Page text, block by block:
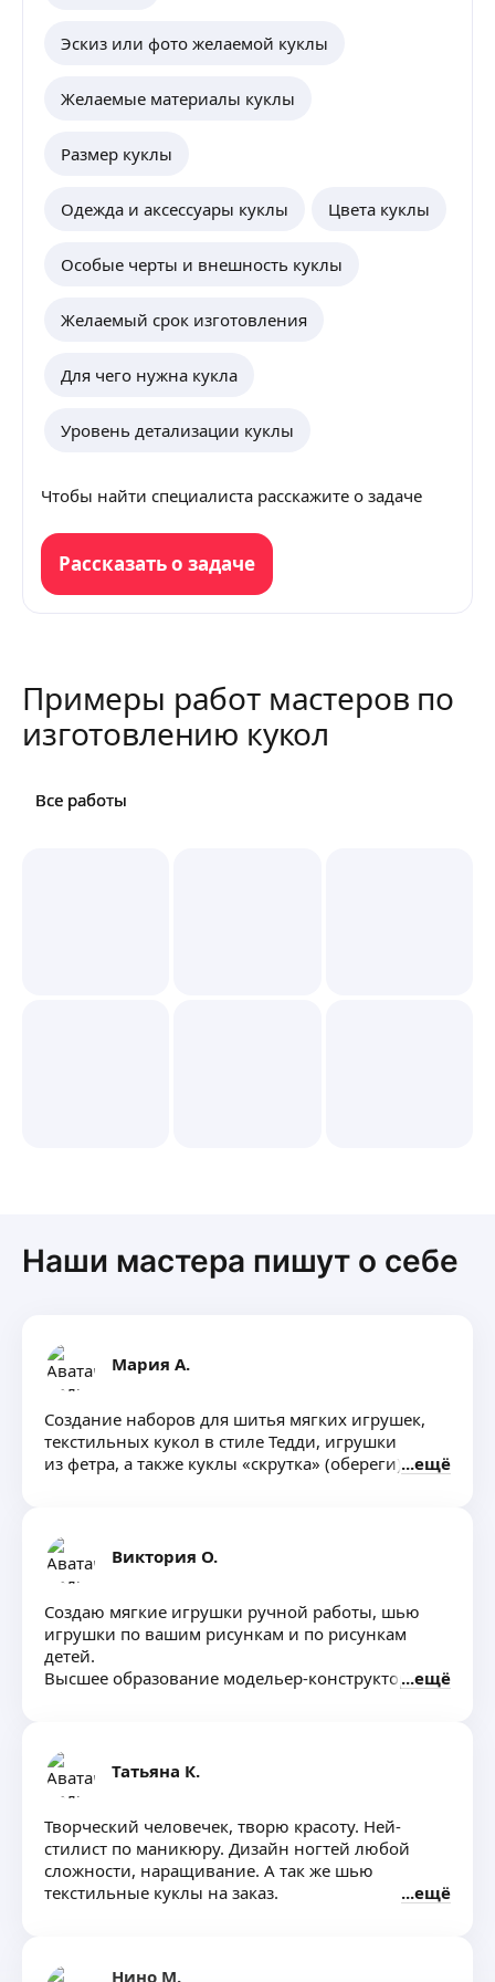
Эскиз или фото желаемой куклы
Желаемые материалы куклы
Размер куклы
Одежда и аксессуары куклы Цвета куклы
Особые черты и внешность куклы
Желаемый срок изготовления
Для чего нужна кукла
Уровень детализации куклы
Чтобы найти специалиста расскажите о задаче
Рассказать о задаче
Примеры работ мастеров по
изготовлению кукол
Все работы
Все работы
Наши мастера пишут о себе
Мария А.
Создание наборов для шитья мягких игрушек,
текстильных кукол в стиле Тедди, игрушки
из фетра, а также куклы «скрутка» (обереги)
ещё
Виктория О.
Создаю мягкие игрушки ручной работы, шью
игрушки по вашим рисункам и по рисункам
детей.
Высшее образование модельер-конструктор.ещё
Татьяна К.
Творческий человечек, творю красоту. Ней-
стилист по маникюру. Дизайн ногтей любой
сложности, наращивание. А так же шью
текстильные куклы на заказ.
ещё
Нино М.